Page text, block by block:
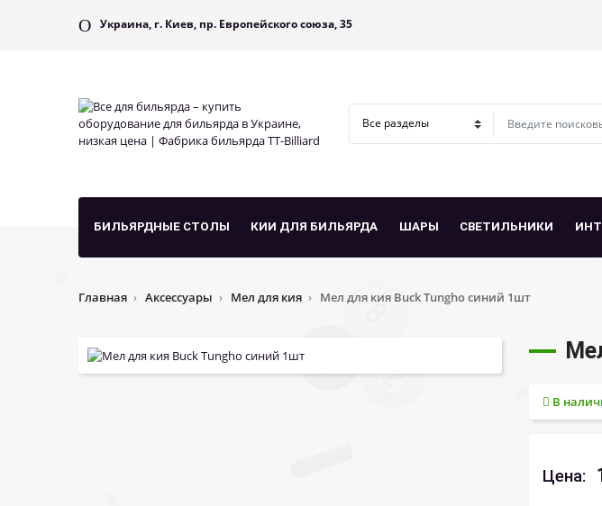
Украина, г. Киев, пр. Европейского союза, 35
БИЛЬЯРДНЫЕ СТОЛЫ КИИ ДЛЯ БИЛЬЯРДА ШАРЫ СВЕТИЛЬНИКИ
Главная Аксессуары Мел для кия Мел для кия Buck Tungho синий 1шт
В
Цена: